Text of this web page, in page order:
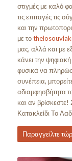
στιγμές με καλό
τις επιταγές τις
και την
με το
μας, αλλά και με
κάνει την
φυσικά να
συνέπεια,
αδιαμφησβήτητα
και αν
Κατακλείδι Το
Παραγγείλτε